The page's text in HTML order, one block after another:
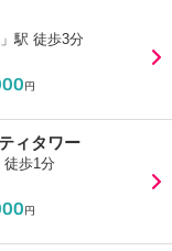
」駅 徒歩3分
円
ィタワー
徒歩1分
円